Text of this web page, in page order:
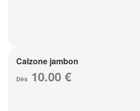
Calzone jambon
Dès 10.00 €